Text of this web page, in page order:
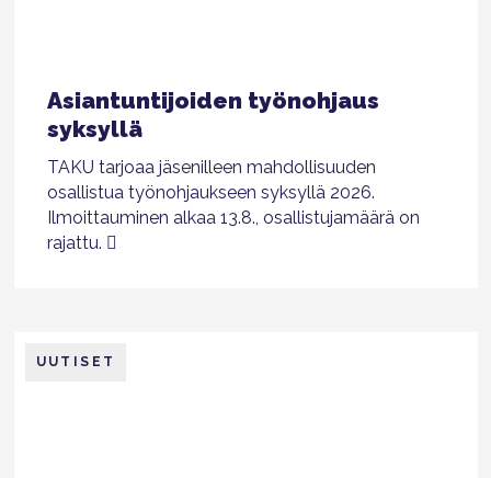
Asiantuntijoiden työnohjaus
syksyllä
TAKU tarjoaa jäsenilleen mahdollisuuden
osallistua työnohjaukseen syksyllä 2026.
Ilmoittauminen alkaa 13.8., osallistujamäärä on
rajattu.
UUTISET